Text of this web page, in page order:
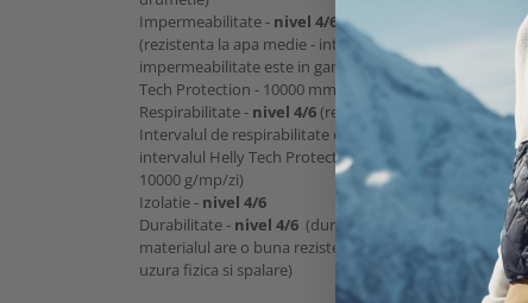
Impermeabilitate - nivel 4/6
(rezistenta la apa medie - intervalul de
impermeabilitate este in gama Helly
Tech Protection - 10000 mmH2O)
Respirabilitate - nivel 4/6(respirabil -
Intervalul de respirabilitate este
intervalul Helly Tech Protection -
10000 g/mp/zi)
Izolatie - nivel 4/6
Durabilitate - nivel 4/6 (durabil -
materialul are o buna rezistenta la
uzura fizica si spalare)